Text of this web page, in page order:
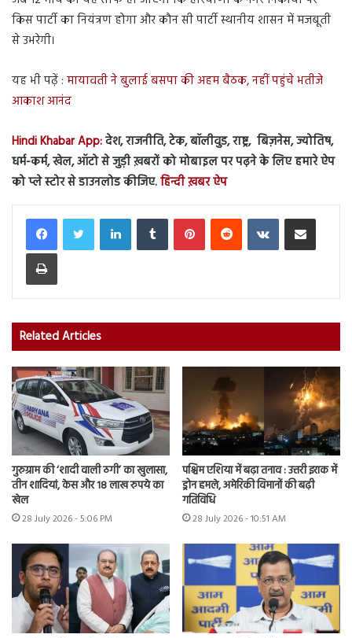
किस पार्टी का नियंत्रण होगा और कौन सी पार्टी स्थानीय शासन में मजबूती
से उभरेगी।
यह भी पढ़ें : मायावती ने बुलाई बसपा की अहम बैठक, नहीं पहुंचे भतीजे
आकाश आनंद
Hindi Khabar App:देश, राजनीति, टेक, बॉलीवुड, राष्ट्र, बिज़नेस, ज्योतिष,
धर्म-कर्म, खेल, ऑटो से जुड़ी ख़बरों को मोबाइल पर पढ़ने के लिए हमारे ऐप
को प्ले स्टोर से डाउनलोड कीजिए.हिन्दी ख़बर ऐप
LinkedInTumblr PinterestReddit VKontakteShare via Email
Print
Related Articles
गुरुग्राम की ‘शादी वाली ठगी’ का खुलासा,
तीन शादियां, केस और 18 लाख रुपये का
खेल
28 July 2026 - 5:06 PM
पश्चिम एशिया में बढ़ा तनाव : उत्तरी इराक में
ड्रोन हमले, अमेरिकी विमानों की बढ़ी
गतिविधि
28 July 2026 - 10:51 AM